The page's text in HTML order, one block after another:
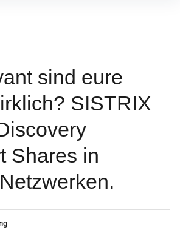
sind eure
SISTRIX
Shares in